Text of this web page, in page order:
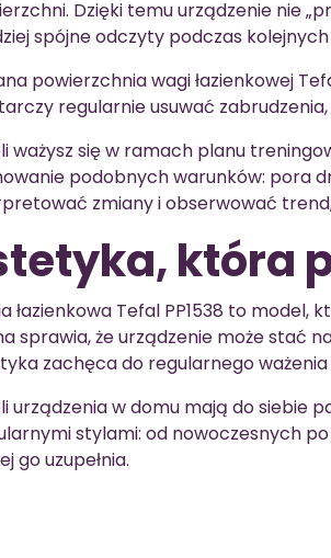
Dzięki temu urządzenie nie
spójne odczyty podczas kolejnych
powierzchnia wagi łazienkowej
regularnie usuwać
ważysz się w ramach planu
podobnych warunków: pora
zmiany i obserwować
która
łazienkowa Tefal PP1538 to model,
sprawia, że urządzenie może stać
zachęca do regularnego ważenia
urządzenia w domu mają do siebie
stylami: od nowoczesnych
go uzupełnia.